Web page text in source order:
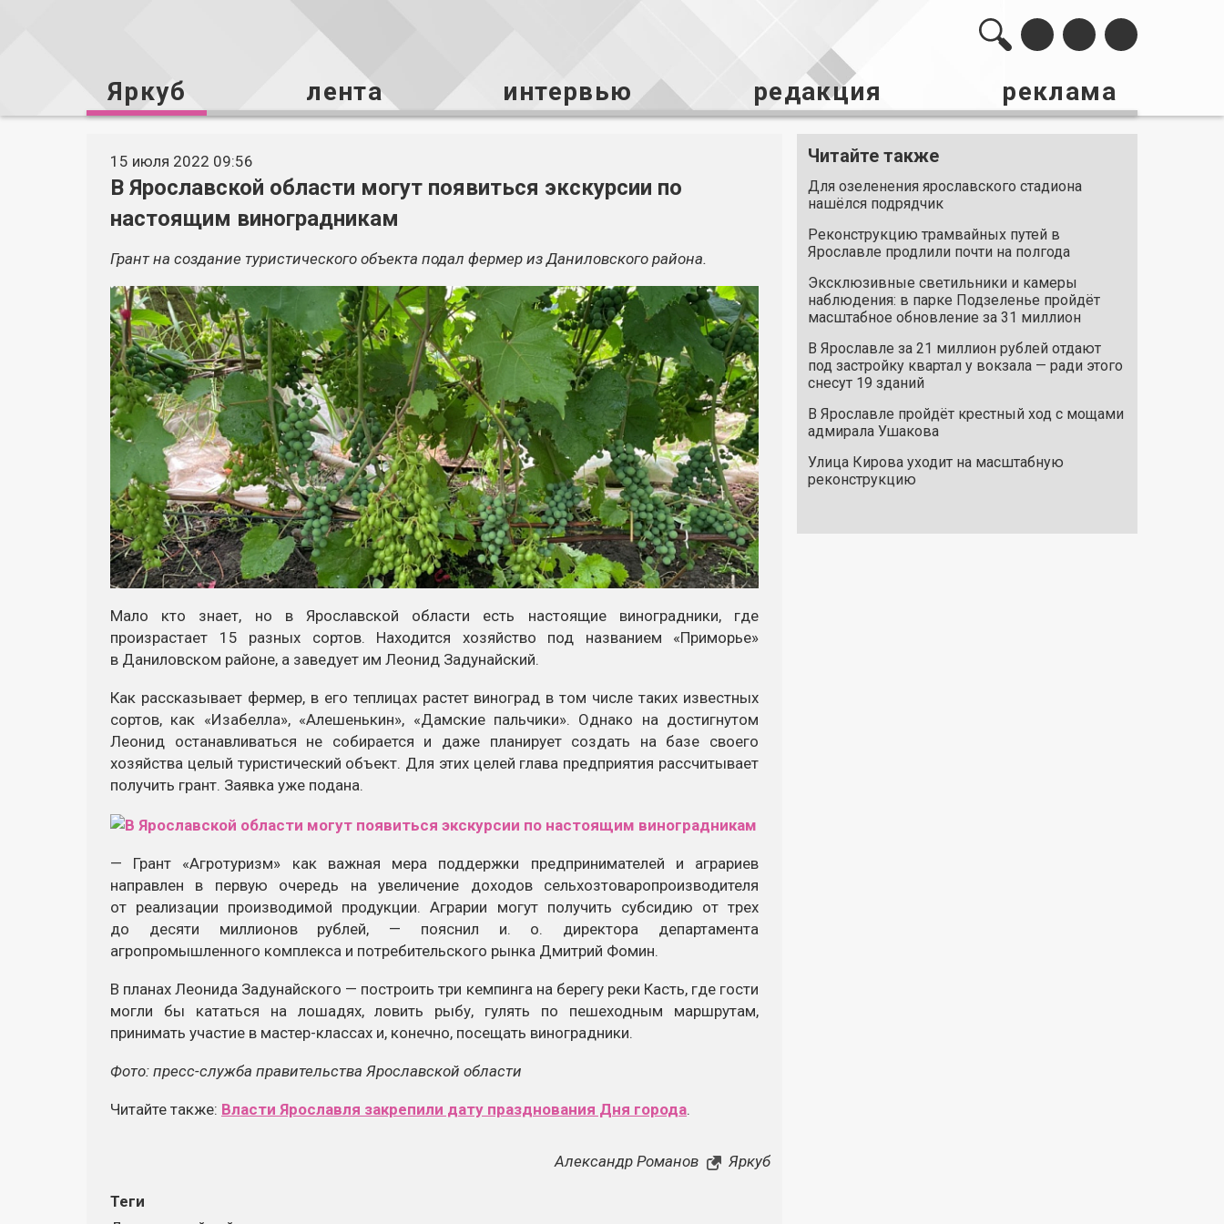
Яркуб лента интервью редакция реклама
15 июля 2022 09:56
В Ярославской области могут появиться экскурсии по
настоящим виноградникам
Грант на создание туристического объекта подал фермер из Даниловского района.
Мало кто знает, но в Ярославской области есть настоящие виноградники, где
произрастает 15 разных сортов. Находится хозяйство под названием «Приморье»
в Даниловском районе, а заведует им Леонид Задунайский.
Как рассказывает фермер, в его теплицах растет виноград в том числе таких известных
сортов, как «Изабелла», «Алешенькин», «Дамские пальчики». Однако на достигнутом
Леонид останавливаться не собирается и даже планирует создать на базе своего
хозяйства целый туристический объект. Для этих целей глава предприятия рассчитывает
получить грант. Заявка уже подана.
— Грант «Агротуризм» как важная мера поддержки предпринимателей и аграриев
направлен в первую очередь на увеличение доходов сельхозтоваропроизводителя
от реализации производимой продукции. Аграрии могут получить субсидию от трех
до десяти миллионов рублей, — пояснил и. о. директора департамента
агропромышленного комплекса и потребительского рынка Дмитрий Фомин.
В планах Леонида Задунайского — построить три кемпинга на берегу реки Касть, где гости
могли бы кататься на лошадях, ловить рыбу, гулять по пешеходным маршрутам,
принимать участие в мастер-классах и, конечно, посещать виноградники.
Фото: пресс-служба правительства Ярославской области
Читайте также: Власти Ярославля закрепили дату празднования Дня города.
Александр Романов Яркуб
Теги
Читайте также
Для озеленения ярославского стадиона
нашёлся подрядчик
Реконструкцию трамвайных путей в
Ярославле продлили почти на полгода
Эксклюзивные светильники и камеры
наблюдения: в парке Подзеленье пройдёт
масштабное обновление за 31 миллион
В Ярославле за 21 миллион рублей отдают
под застройку квартал у вокзала — ради этого
снесут 19 зданий
В Ярославле пройдёт крестный ход с мощами
адмирала Ушакова
Улица Кирова уходит на масштабную
реконструкцию